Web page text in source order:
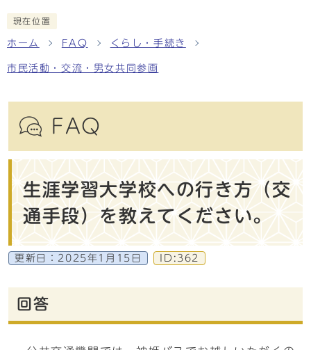
現在位置
ホーム FAQ くらし・手続き
市民活動・交流・男女共同参画
FAQ
生涯学習大学校への行き方（交
通手段）を教えてください。
更新日： 2025年1月15日 ID:362
回答